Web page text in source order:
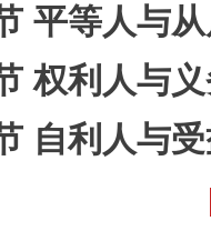
平等人与
权利人与
自利人与